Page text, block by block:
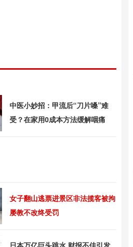
中医小妙招：甲流后“刀片嗓”难
受？在家用0成本方法缓解咽痛
女子翻山逃票进景区非法揽客被拘
屡教不改终受罚
日本万亿巨头跳水 财报不佳引发